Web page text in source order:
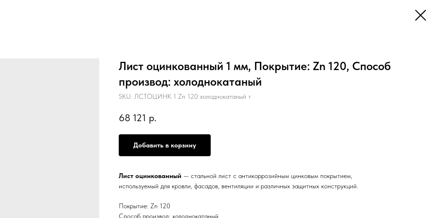
Лист оцинкованный 1 мм, Покрытие: Zn 120, Способ
производ: холоднокатаный
SKU: ЛСТОЦИНК 1 Zn 120 холоднокатаный т
68 121 р.
Добавить в корзину
Лист оцинкованный — стальной лист с антикоррозийным цинковым покрытием,
используемый для кровли, фасадов, вентиляции и различных защитных конструкций.
Покрытие: Zn 120
Способ производ: холоднокатаный